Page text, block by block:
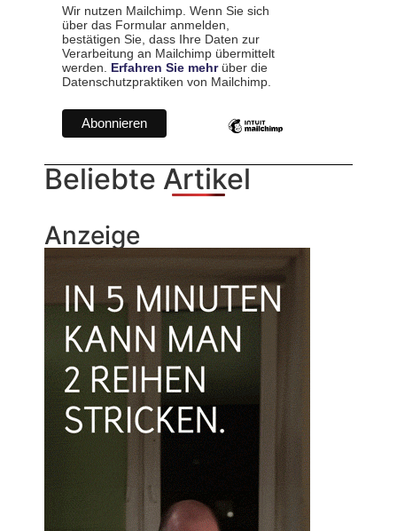
Wir nutzen Mailchimp. Wenn Sie sich
über das Formular anmelden,
bestätigen Sie, dass Ihre Daten zur
Verarbeitung an Mailchimp übermittelt
werden. Erfahren Sie mehrüber die
Datenschutzpraktiken von Mailchimp.
Beliebte Artikel
Anzeige